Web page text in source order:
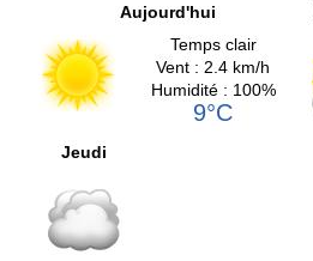
Aujourd'hui
Temps clair
Vent : 2.4 km/h
Humidité : 100%
9°C
Jeudi